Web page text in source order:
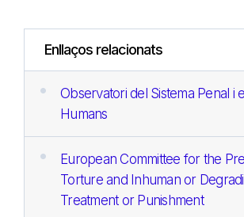
Enllaços relacionats
Observatori del Sistema Penal i
Humans
European Committee for the
Torture and Inhuman or
Treatment or Punishment